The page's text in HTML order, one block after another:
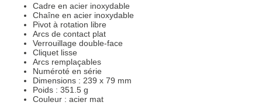
Cadre en acier inoxydable
Chaîne en acier inoxydable
Pivot à rotation libre
Arcs de contact plat
Verrouillage double-face
Cliquet lisse
Arcs remplaçables
Numéroté en série
Dimensions : 239 x 79 mm
Poids : 351.5 g
Couleur : acier mat